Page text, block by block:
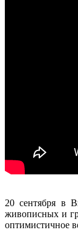
20 сентября в
живописных и
оптимистичное